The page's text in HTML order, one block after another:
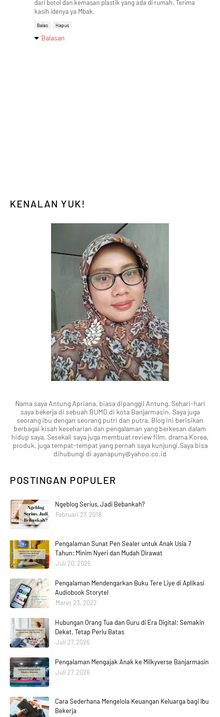
dari botol dan kemasan plastik yang ada di rumah. Terima
kasih idenya ya Mbak.
Balas Hapus
Balasan
KENALAN YUK!
Nama saya Antung Apriana, biasa dipanggil Antung. Sehari-hari
saya bekerja di sebuah BUMD di kota Banjarmasin. Saya juga
seorang ibu dengan seorang putri dan putra. Blog ini berisikan
berbagai kisah keseharian dan pengalaman yang berkesan dalam
hidup saya. Sesekali saya juga membuat review film, drama Korea,
produk, juga tempat-tempat yang pernah saya kunjungi.Saya bisa
dihubungi di ayanapuny@yahoo.co.id
POSTINGAN POPULER
Ngeblog Serius, Jadi Bebankah?
Februari 27, 2018
Pengalaman Sunat Pen Sealer untuk Anak Usia 7
Tahun: Minim Nyeri dan Mudah Dirawat
Juli 20, 2026
Pengalaman Mendengarkan Buku Tere Liye di Aplikasi
Audiobook Storytel
Maret 23, 2022
Hubungan Orang Tua dan Guru di Era Digital: Semakin
Dekat, Tetap Perlu Batas
Juli 27, 2026
Pengalaman Mengajak Anak ke Milkyverse Banjarmasin
Juli 27, 2026
Cara Sederhana Mengelola Keuangan Keluarga bagi Ibu
Bekerja